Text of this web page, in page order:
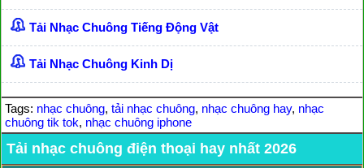
Tải Nhạc Chuông Tiếng Động Vật
Tải Nhạc Chuông Kinh Dị
Tags: nhạc chuông, tải nhạc chuông, nhạc chuông hay, nhạc
chuông tik tok, nhạc chuông iphone
Tải nhạc chuông điện thoại hay nhất 2026